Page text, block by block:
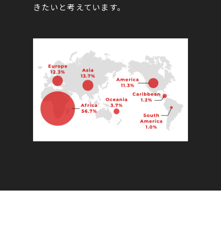
きたいと考えています。